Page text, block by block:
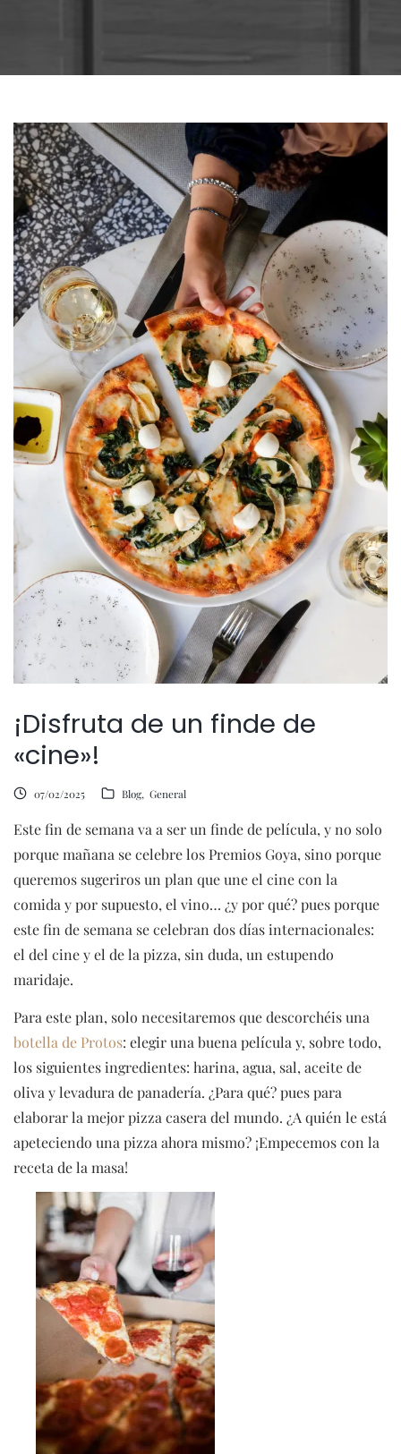
¡Disfruta de un finde de
«cine»!
07/02/2025 Blog General
Este fin de semana va a ser un finde de película, y no solo
porque mañana se celebre los Premios Goya, sino porque
queremos sugeriros un plan que une el cine con la
comida y por supuesto, el vino… ¿y por qué? pues porque
este fin de semana se celebran dos días internacionales:
el del cine y el de la pizza, sin duda, un estupendo
maridaje.
Para este plan, solo necesitaremos que descorchéis una
botella de Protos: elegir una buena película y, sobre todo,
los siguientes ingredientes: harina, agua, sal, aceite de
oliva y levadura de panadería. ¿Para qué? pues para
elaborar la mejor pizza casera del mundo. ¿A quién le está
apeteciendo una pizza ahora mismo? ¡Empecemos con la
receta de la masa!